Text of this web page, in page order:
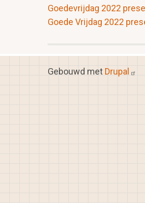
Goedevrijdag 2022
Goede Vrijdag 2022
Gebouwd met Drupal